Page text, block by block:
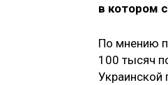
в котором
По мнению
100 тысяч
Украинской